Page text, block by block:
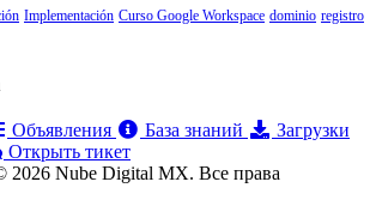
Implementación Curso Google Workspace dominio registro
Объявления База знаний
Загрузки
Открыть тикет
2026 Nube Digital MX. Все права